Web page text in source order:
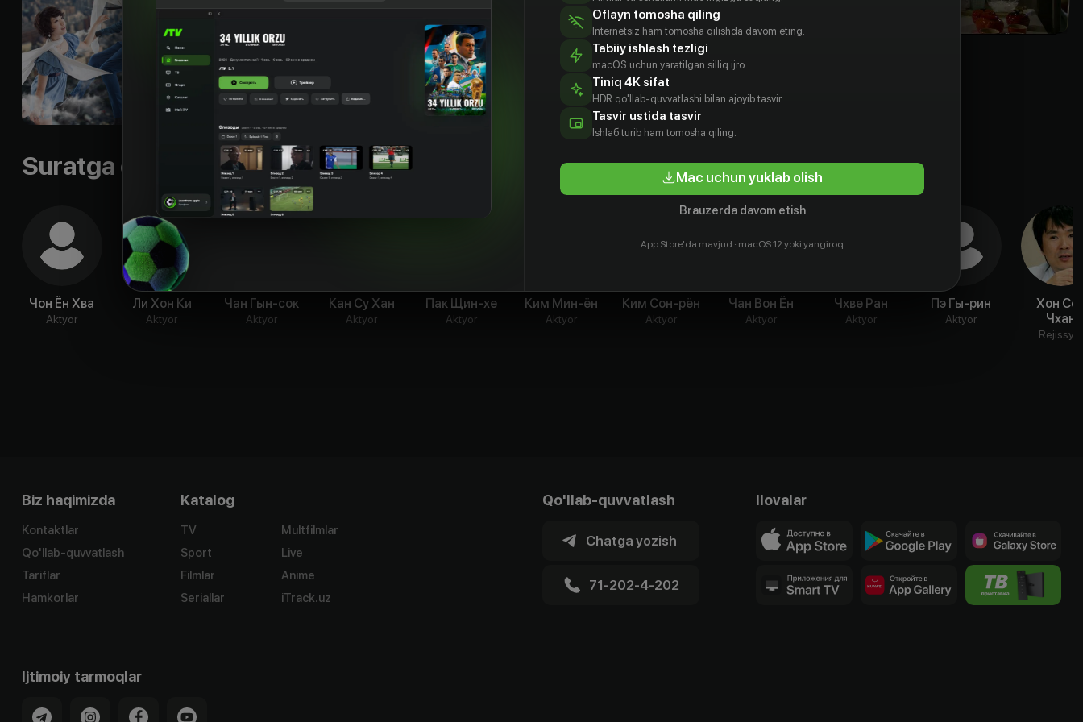
ее помощь, то соглашается и подписывает вместо него контракт
с популярной группой A.N. Jell. А затем, уговорами менеджера (или
же волей Бога?!), Нё соглашается выступать с этой группой
вместо своего брата в течение месяца. Естественно, «позабыв»
сказать всем остальным участникам, кто она такая на самом деле
Sifati: HD
Suratga olish guruhi
Чон Ён Хва
Aktyor
Ли Хон Ки
Aktyor
Чан Гын-сок
Aktyor
Кан Су Хан
Aktyor
Пак Щин-хе
Aktyor
Ким Мин-ён
Aktyor
Ким Сон-рён
Aktyor
Чан Вон Ён
Aktyor
Чхве Ран
Aktyor
Пэ Гы-рин
Aktyor
Хон
Чхан
Rejissyor
Biz haqimizda
Kontaktlar
Qo'llab-quvvatlash
Tariflar
Hamkorlar
Katalog
TV
Sport
Filmlar
Seriallar
Multfilmlar
Live
Anime
iTrack.uz
Qo'llab-quvvatlash
Chatga yozish
71-202-4-202
Ilovalar
Ijtimoiy tarmoqlar
Oflayn tomosha qiling
Internetsiz ham tomosha qilishda davom eting.
Tabiiy ishlash tezligi
macOS uchun yaratilgan silliq ijro.
Tiniq 4K sifat
HDR qo'llab-quvvatlashi bilan ajoyib tasvir.
Tasvir ustida tasvir
Ishlаб turib ham tomosha qiling.
Mac uchun yuklab olish
Brauzerda davom etish
App Store'da mavjud · macOS 12 yoki yangiroq